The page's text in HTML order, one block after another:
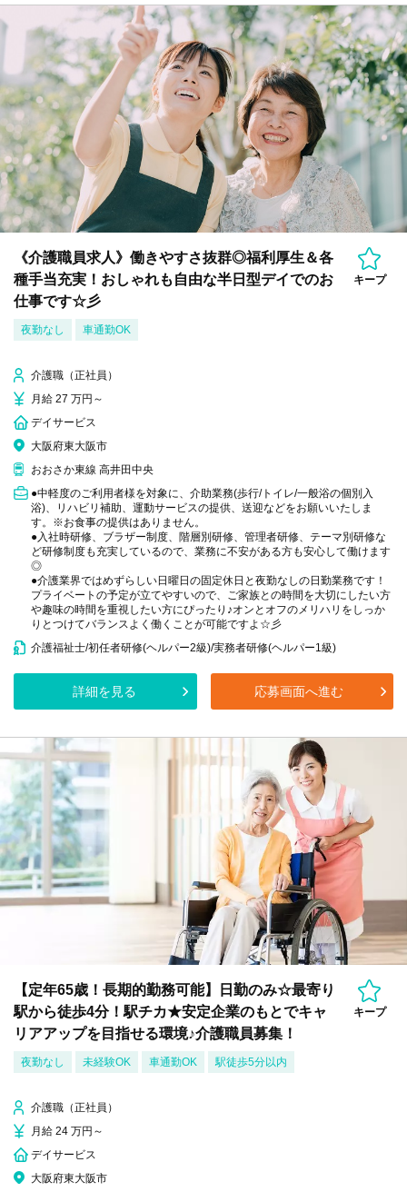
《介護職員求人》働きやすさ抜群◎福利厚生＆各
種手当充実！おしゃれも自由な半日型デイでのお
仕事です☆彡
キープ
夜勤なし 車通勤OK
介護職（正社員）
月給 27 万円～
デイサービス
大阪府東大阪市
おおさか東線 高井田中央
●中軽度のご利用者様を対象に、介助業務(歩行/トイレ/一般浴の個別入
浴)、リハビリ補助、運動サービスの提供、送迎などをお願いいたしま
す。※お食事の提供はありません。
●入社時研修、ブラザー制度、階層別研修、管理者研修、テーマ別研修な
ど研修制度も充実しているので、業務に不安がある方も安心して働けます
◎
●介護業界ではめずらしい日曜日の固定休日と夜勤なしの日勤業務です！
プライベートの予定が立てやすいので、ご家族との時間を大切にしたい方
や趣味の時間を重視したい方にぴったり♪オンとオフのメリハリをしっか
りとつけてバランスよく働くことが可能ですよ☆彡
介護福祉士/初任者研修(ヘルパー2級)/実務者研修(ヘルパー1級)
詳細を見る 応募画面へ進む
【定年65歳！長期的勤務可能】日勤のみ☆最寄り
駅から徒歩4分！駅チカ★安定企業のもとでキャ
リアアップを目指せる環境♪介護職員募集！
キープ
夜勤なし 未経験OK 車通勤OK 駅徒歩5分以内
介護職（正社員）
月給 24 万円～
デイサービス
大阪府東大阪市